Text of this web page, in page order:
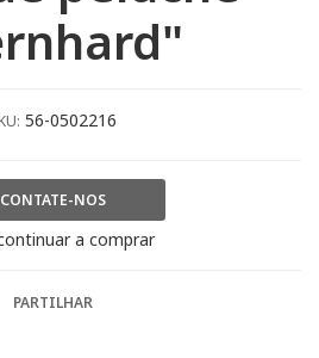
56-0502216
CONTATE-NOS
a comprar
PARTILHAR